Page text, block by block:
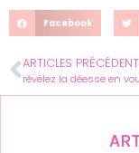
Facebook
ARTICLES